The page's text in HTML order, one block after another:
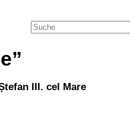
III. cel Mare